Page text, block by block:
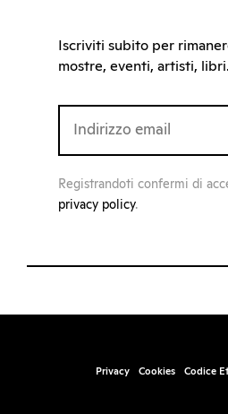
Iscriviti subito per
mostre, eventi, artisti, libri.
Registrandoti confermi di
privacy policy.
Privacy Cookies Codice